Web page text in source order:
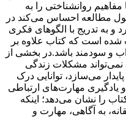
مفاهیم روانشناختی را به
مطالعه احساس می‌کند در
به تدریج با الگوهای فکری
است که کتاب علاوه بر
و سودمند باشد.در بخشی از
مشکلات زندگی
می‌سازد، توانایی درک
یادگیری مهارت‌های ارتباطی
را نشان می‌دهد؛ اینکه
به آگاهی، مهارت و